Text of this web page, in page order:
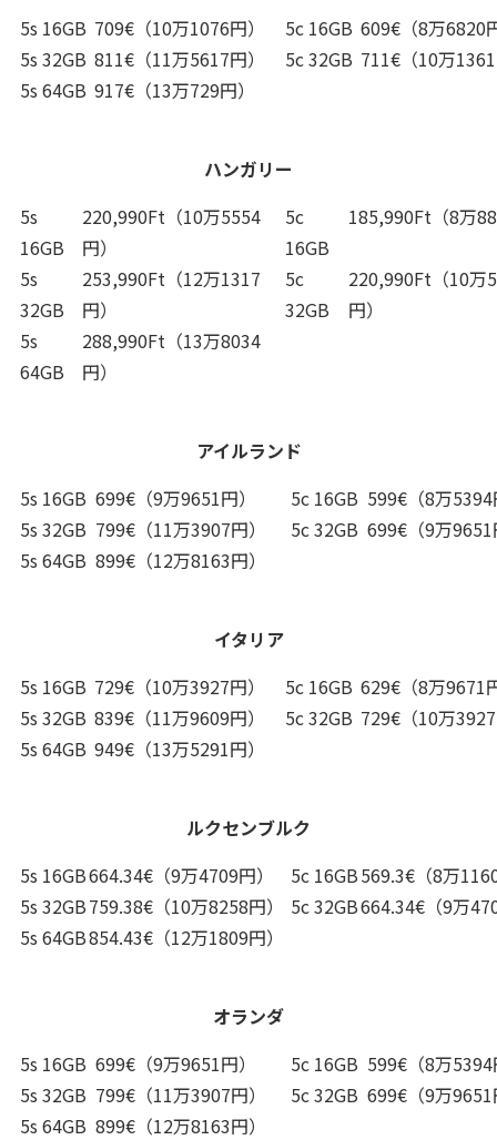
5s 16GB 709€（10万1076円） 5c 16GB 609€（8万6820
5s 32GB 811€（11万5617円） 5c 32GB 711€（10万
5s 64GB 917€（13万729円）
ハンガリー
5s
16GB
220,990Ft（10万5554
円）
5c
16GB
185,990Ft（8万
5s
32GB
253,990Ft（12万1317
円）
5c
32GB
220,990Ft（10万
円）
5s
64GB
288,990Ft（13万8034
円）
アイルランド
5s 16GB 699€（9万9651円） 5c 16GB 599€（8万
5s 32GB 799€（11万3907円） 5c 32GB 699€（9万
5s 64GB 899€（12万8163円）
イタリア
5s 16GB 729€（10万3927円） 5c 16GB 629€（8万9671
5s 32GB 839€（11万9609円） 5c 32GB 729€（10万
5s 64GB 949€（13万5291円）
ルクセンブルク
5s 16GB664.34€（9万4709円） 5c 16GB569.3€（8万
5s 32GB759.38€（10万8258円） 5c 32GB664.34€（9万
5s 64GB854.43€（12万1809円）
オランダ
5s 16GB 699€（9万9651円） 5c 16GB 599€（8万
5s 32GB 799€（11万3907円） 5c 32GB 699€（9万
5s 64GB 899€（12万8163円）